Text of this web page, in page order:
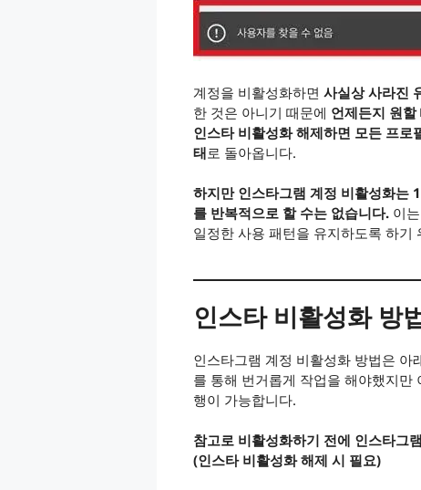
계정을 비활성화하면 사실상 사라진
한 것은 아니기 때문에 언제든지 원
인스타 비활성화 해제하면 모든 프
태로 돌아옵니다.
하지만 인스타그램 계정 비활성화는
를 반복적으로 할 수는 없습니다. 이
일정한 사용 패턴을 유지하도록 하기
인스타 비활성화 방
인스타그램 계정 비활성화 방법은
를 통해 번거롭게 작업을 해야했지만
행이 가능합니다.
참고로 비활성화하기 전에 인스타그
(인스타 비활성화 해제 시 필요)